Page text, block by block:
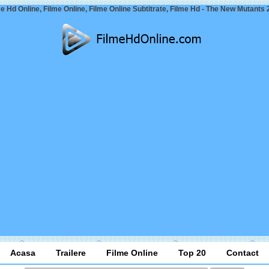
Hd Online, Filme Online, Filme Online Subtitrate, Filme Hd - The New Mutants
Acasa Trailere Filme Online Top 20 Contact